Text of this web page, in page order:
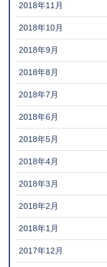
2018年11月
2018年10月
2018年9月
2018年8月
2018年7月
2018年6月
2018年5月
2018年4月
2018年3月
2018年2月
2018年1月
2017年12月